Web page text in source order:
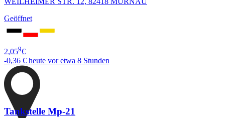
Geöffnet
2,059€
-0,36 € heute vor etwa 8 Stunden
Tankstelle Mp-21